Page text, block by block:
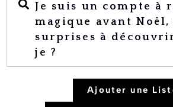
Je suis un compte à
magique avant
surprises à
je ?
Ajouter une